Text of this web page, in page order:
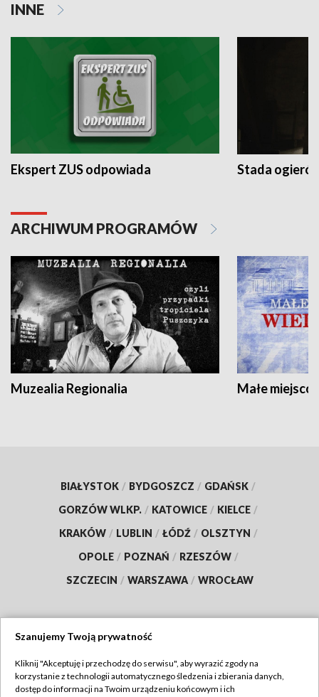
INNE
Ekspert ZUS odpowiada Stada
ARCHIWUM PROGRAMÓW
Muzealia Regionalia Małe
BIAŁYSTOK / BYDGOSZCZ / GDAŃSK /
GORZÓW WLKP. / KATOWICE / KIELCE /
KRAKÓW / LUBLIN / ŁÓDŹ / OLSZTYN /
OPOLE / POZNAŃ / RZESZÓW /
SZCZECIN / WARSZAWA / WROCŁAW
TVP
Szanujemy Twoją prywatność
Kliknij "Akceptuję i przechodzę do serwisu", aby wyrazić zgody na
korzystanie z technologii automatycznego śledzenia i zbierania danych,
dostęp do informacji na Twoim urządzeniu końcowym i ich